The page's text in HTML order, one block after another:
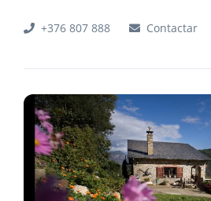
+376 807 888 Contactar